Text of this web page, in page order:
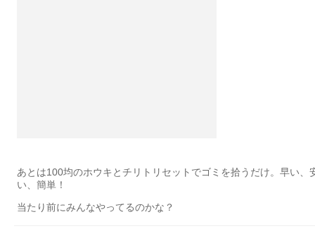
あとは100均のホウキとチリトリセットでゴミを拾うだけ。早い、
い、簡単！
当たり前にみんなやってるのかな？